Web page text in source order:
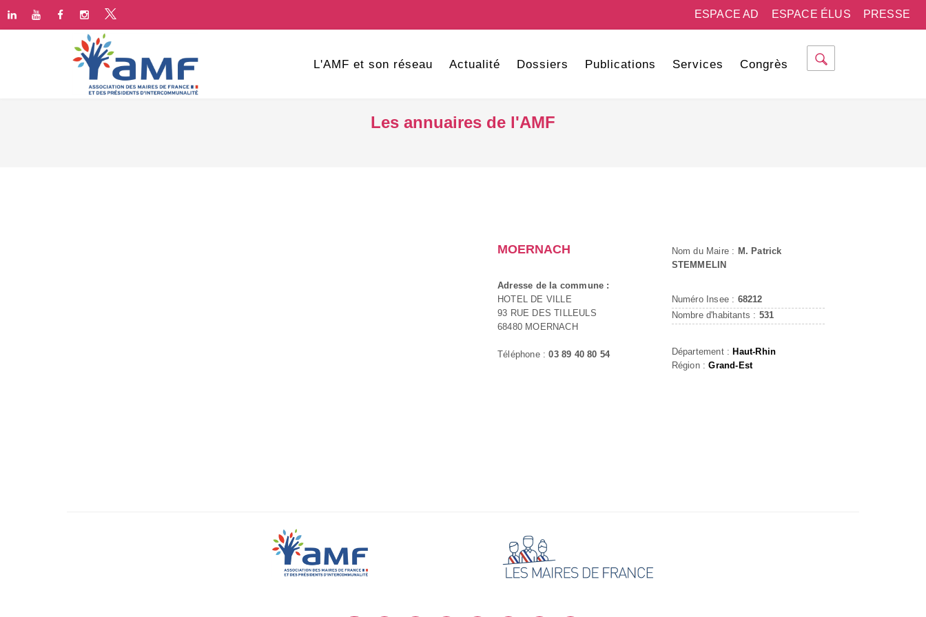
PRESSE
ESPACE ÉLUS
ESPACE AD
L'AMF et son réseau Actualité Dossiers Publications Services Congrès
Les annuaires de l'AMF
MOERNACH
Adresse de la commune :
HOTEL DE VILLE
93 RUE DES TILLEULS
68480 MOERNACH
Téléphone :03 89 40 80 54
Nom du Maire : M. Patrick
STEMMELIN
Numéro Insee : 68212
Nombre d'habitants : 531
Département : Haut-Rhin
Région :Grand-Est